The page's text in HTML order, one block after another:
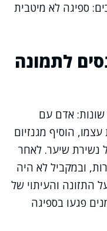
ספיגה לא מיטבית
לתמונה
שונות: אדם עם
הוסיף מגנזיום
נשירת שיער. לאחר
ובמקביל לא היה
התזונה והעיתוי של
פגעו בספיגה